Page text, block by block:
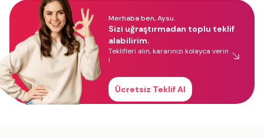
Merhaba ben, Aysu.
Sizi uğraştırmadan toplu teklif
alabilirim.
Teklifleri alın, kararınızı kolayca verin
!
Ücretsiz Teklif Al